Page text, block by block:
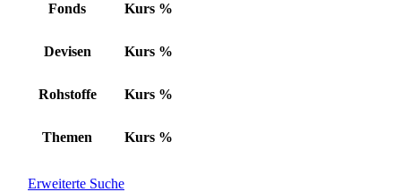
Fonds Kurs %
Devisen Kurs %
Rohstoffe Kurs %
Themen Kurs %
Erweiterte Suche